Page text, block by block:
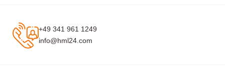
+49 341 961 1249
info@hml24.com